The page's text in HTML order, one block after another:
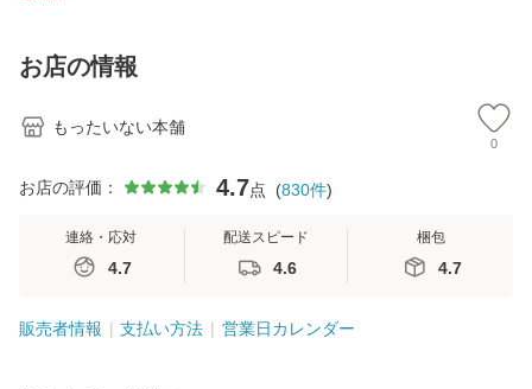
恵 藤本幸三 / 南江
堂 [単行
お店の情報
もったいない本舗
0
お店の評価： 4.7点 (830件)
連絡・応対
4.7
配送スピード
4.6
梱包
4.7
販売者情報 支払い方法 営業日カレンダー